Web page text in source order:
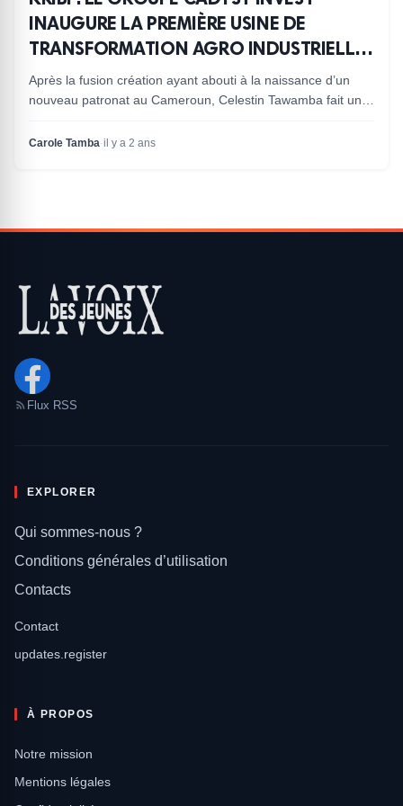
INAUGURE LA PREMIÈRE USINE DE
TRANSFORMATION AGRO INDUSTRIELLE
100 % CAMEROUNAISE, LA PASTA
Après la fusion création ayant abouti à la naissance d’un
nouveau patronat au Cameroun, Celestin Tawamba fait une
Carole Tamba·il y a 2 ans
Flux RSS
EXPLORER
Qui sommes-nous ?
Conditions générales d’utilisation
Contacts
Contact
updates.register
À PROPOS
Notre mission
Mentions légales